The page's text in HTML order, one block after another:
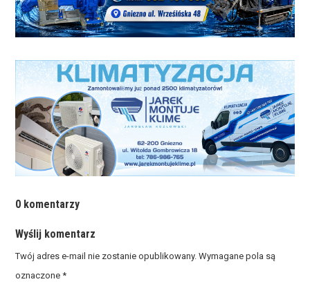
0 komentarzy
Wyślij komentarz
Twój adres e-mail nie zostanie opublikowany. Wymagane pola są
oznaczone*